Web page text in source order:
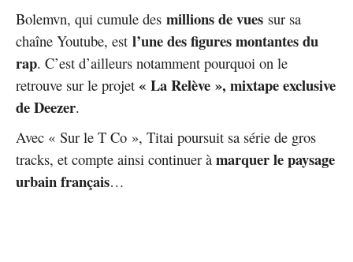
Bolemvn, qui cumule des millions de vues sur sa
chaîne Youtube, est l’une des figures montantes du
rap. C’est d’ailleurs notamment pourquoi on le
retrouve sur le projet « La Relève », mixtape exclusive
de Deezer.
Avec « Sur le T Co », Titai poursuit sa série de gros
tracks, et compte ainsi continuer à marquer le paysage
urbain français…